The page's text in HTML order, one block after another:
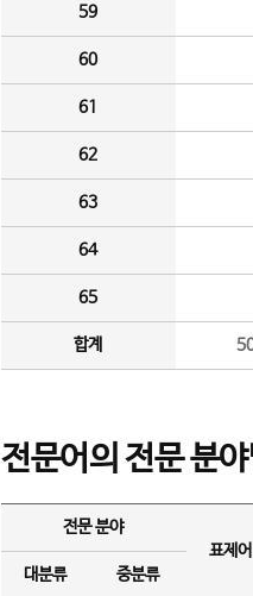
59
60
61
62
63
64
65
합계
전문어의 전문 분
전문 분야
표제
대분류
중분류